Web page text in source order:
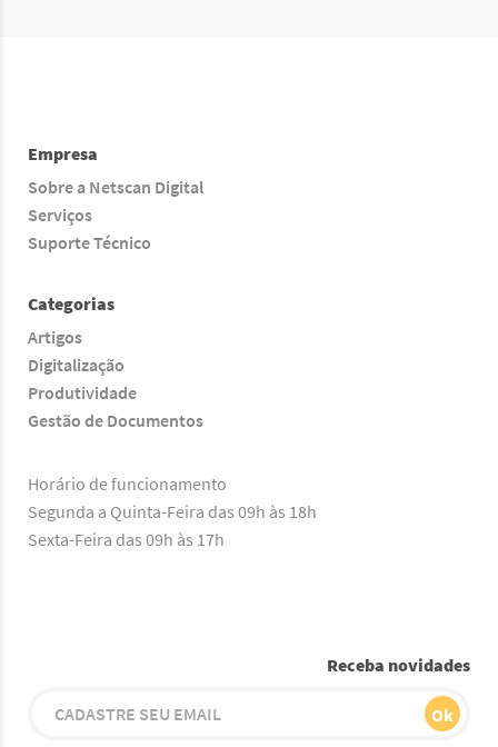
Empresa
Sobre a Netscan Digital
Serviços
Suporte Técnico
Categorias
Artigos
Digitalização
Produtividade
Gestão de Documentos
Horário de funcionamento
Segunda a Quinta-Feira das 09h às 18h
Sexta-Feira das 09h às 17h
Receba novidades